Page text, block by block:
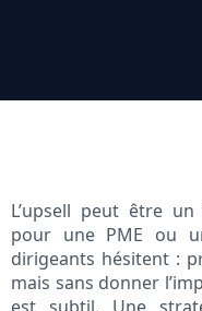
L’upsell peut être
pour une PME ou
dirigeants hésitent :
mais sans donner